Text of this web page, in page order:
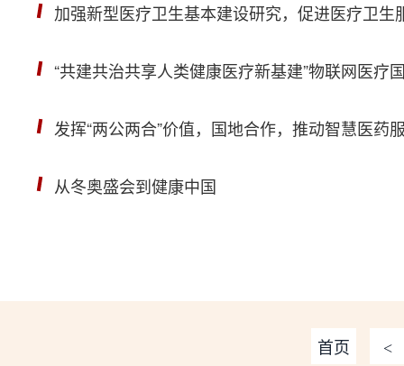
加强新型医疗卫生基本建设研究，促进医疗卫生
“共建共治共享人类健康医疗新基建”物联网医疗
发挥“两公两合”价值，国地合作，推动智慧医药
从冬奥盛会到健康中国
首页 <